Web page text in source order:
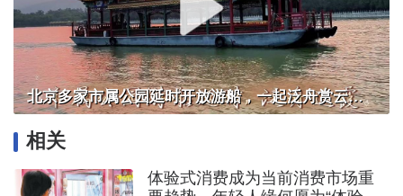
北京多家市属公园延时开放游船，一起泛舟赏云霞！
相关
体验式消费成为当前消费市场重